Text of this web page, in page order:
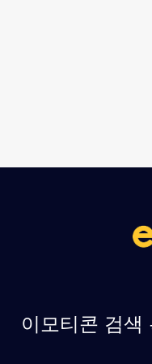
이모티콘 검